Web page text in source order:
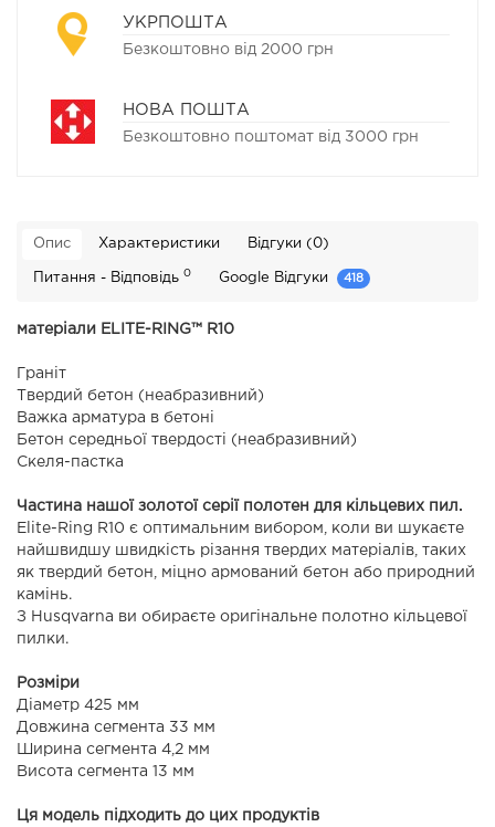
УКРПОШТА
Безкоштовно від 2000 грн
НОВА ПОШТА
Безкоштовно поштомат від 3000 грн
Опис Характеристики Відгуки (0)
Питання - Відповідь 0 Google Відгуки 418
матеріали ELITE-RING™ R10
Граніт
Твердий бетон (неабразивний)
Важка арматура в бетоні
Бетон середньої твердості (неабразивний)
Скеля-пастка
Частина нашої золотої серії полотен для кільцевих пил.
Elite-Ring R10 є оптимальним вибором, коли ви шукаєте
найшвидшу швидкість різання твердих матеріалів, таких
як твердий бетон, міцно армований бетон або природний
камінь.
З Husqvarna ви обираєте оригінальне полотно кільцевої
пилки.
Розміри
Діаметр 425 мм
Довжина сегмента 33 мм
Ширина сегмента 4,2 мм
Висота сегмента 13 мм
Ця модель підходить до цих продуктів